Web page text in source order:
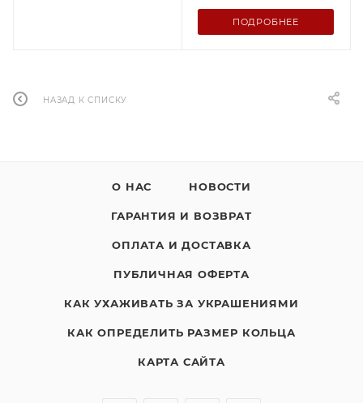
ПОДРОБНЕЕ
НАЗАД К СПИСКУ
О НАС НОВОСТИ
ГАРАНТИЯ И ВОЗВРАТ
ОПЛАТА И ДОСТАВКА
ПУБЛИЧНАЯ ОФЕРТА
КАК УХАЖИВАТЬ ЗА УКРАШЕНИЯМИ
КАК ОПРЕДЕЛИТЬ РАЗМЕР КОЛЬЦА
КАРТА САЙТА